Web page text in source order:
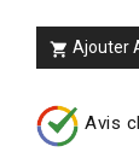
 Ajouter
Avis